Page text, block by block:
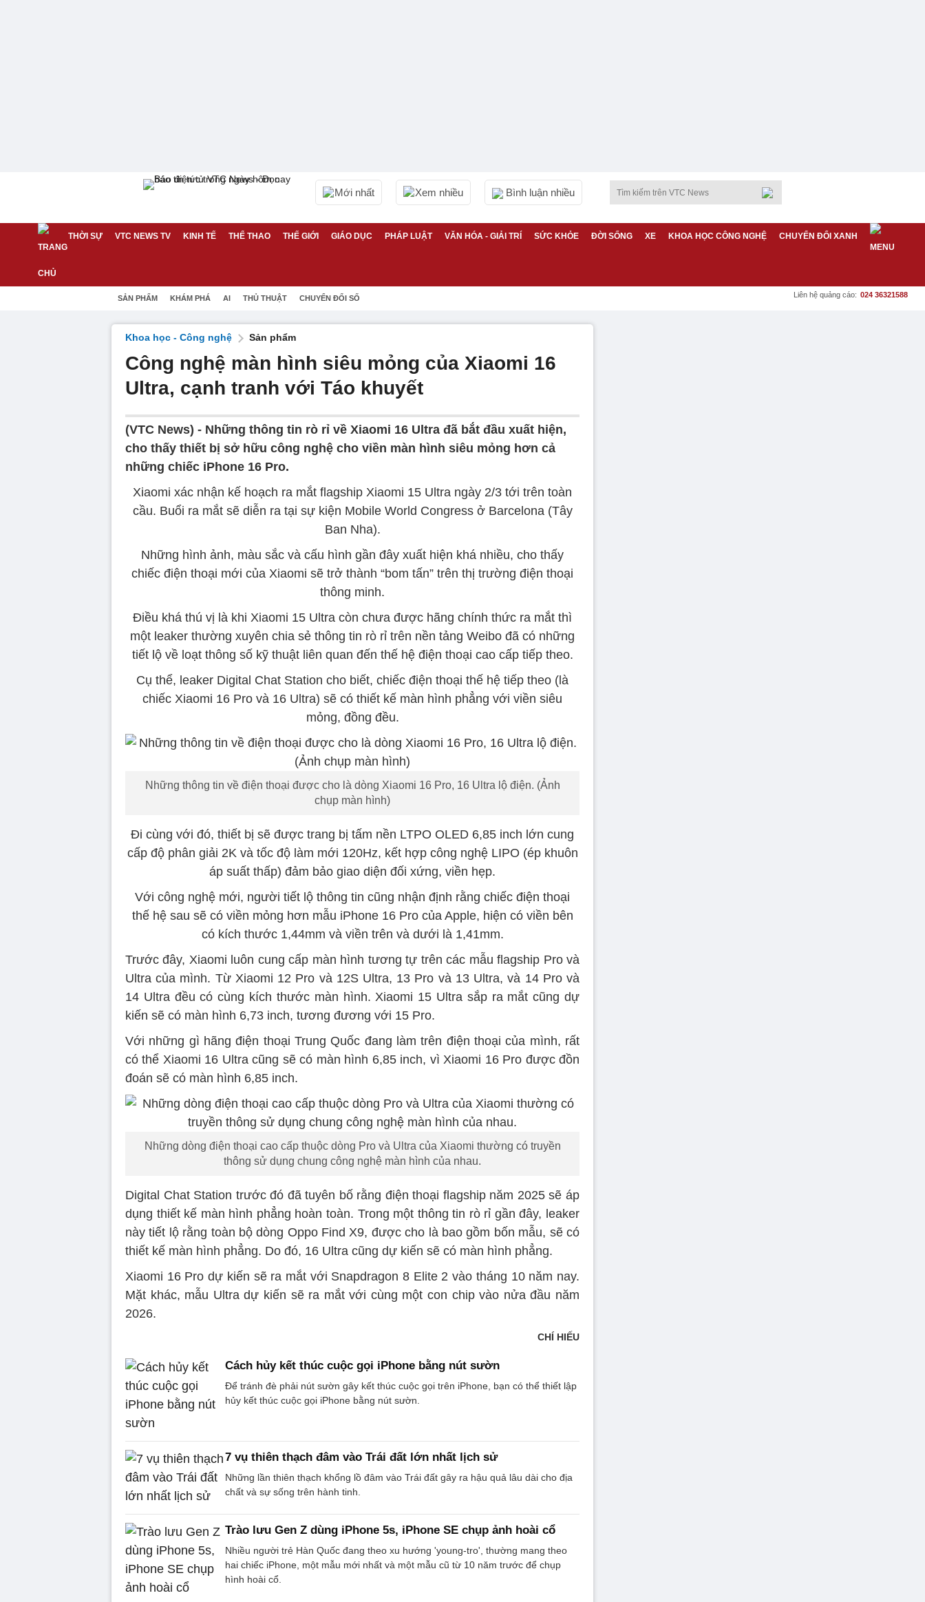
Mới nhất Xem nhiều Bình luận nhiều
THỜI SỰ VTC NEWS TV KINH TẾ THỂ THAO THẾ GIỚI GIÁO DỤC PHÁP LUẬT VĂN HÓA - GIẢI TRÍ SỨC KHỎE ĐỜI SỐNG XE KHOA HỌC CÔNG NGHỆ CHUYỂN ĐỔI XANH
SẢN PHẨM KHÁM PHÁ AI THỦ THUẬT CHUYỂN ĐỔI SỐ Liên hệ quảng cáo: 024 36321588
Khoa học - Công nghệ Sản phẩm
Công nghệ màn hình siêu mỏng của Xiaomi 16
Ultra, cạnh tranh với Táo khuyết
(VTC News) - Những thông tin rò rỉ về Xiaomi 16 Ultra đã bắt đầu xuất hiện,
cho thấy thiết bị sở hữu công nghệ cho viền màn hình siêu mỏng hơn cả
những chiếc iPhone 16 Pro.
Xiaomi xác nhận kế hoạch ra mắt flagship Xiaomi 15 Ultra ngày 2/3 tới trên toàn
cầu. Buổi ra mắt sẽ diễn ra tại sự kiện Mobile World Congress ở Barcelona (Tây
Ban Nha).
Những hình ảnh, màu sắc và cấu hình gần đây xuất hiện khá nhiều, cho thấy
chiếc điện thoại mới của Xiaomi sẽ trở thành “bom tấn” trên thị trường điện thoại
thông minh.
Điều khá thú vị là khi Xiaomi 15 Ultra còn chưa được hãng chính thức ra mắt thì
một leaker thường xuyên chia sẻ thông tin rò rỉ trên nền tảng Weibo đã có những
tiết lộ về loạt thông số kỹ thuật liên quan đến thế hệ điện thoại cao cấp tiếp theo.
Cụ thể, leaker Digital Chat Station cho biết, chiếc điện thoại thế hệ tiếp theo (là
chiếc Xiaomi 16 Pro và 16 Ultra) sẽ có thiết kế màn hình phẳng với viền siêu
mỏng, đồng đều.
Những thông tin về điện thoại được cho là dòng Xiaomi 16 Pro, 16 Ultra lộ điện. (Ảnh
chụp màn hình)
Đi cùng với đó, thiết bị sẽ được trang bị tấm nền LTPO OLED 6,85 inch lớn cung
cấp độ phân giải 2K và tốc độ làm mới 120Hz, kết hợp công nghệ LIPO (ép khuôn
áp suất thấp) đảm bảo giao diện đối xứng, viền hẹp.
Với công nghệ mới, người tiết lộ thông tin cũng nhận định rằng chiếc điện thoại
thế hệ sau sẽ có viền mỏng hơn mẫu iPhone 16 Pro của Apple, hiện có viền bên
có kích thước 1,44mm và viền trên và dưới là 1,41mm.
Trước đây, Xiaomi luôn cung cấp màn hình tương tự trên các mẫu flagship Pro và
Ultra của mình. Từ Xiaomi 12 Pro và 12S Ultra, 13 Pro và 13 Ultra, và 14 Pro và
14 Ultra đều có cùng kích thước màn hình. Xiaomi 15 Ultra sắp ra mắt cũng dự
kiến ​​sẽ có màn hình 6,73 inch, tương đương với 15 Pro.
Với những gì hãng điện thoại Trung Quốc đang làm trên điện thoại của mình, rất
có thể Xiaomi 16 Ultra cũng sẽ có màn hình 6,85 inch, vì Xiaomi 16 Pro được đồn
đoán sẽ có màn hình 6,85 inch.
Những dòng điện thoại cao cấp thuộc dòng Pro và Ultra của Xiaomi thường có truyền
thông sử dụng chung công nghệ màn hình của nhau.
Digital Chat Station trước đó đã tuyên bố rằng điện thoại flagship năm 2025 sẽ áp
dụng thiết kế màn hình phẳng hoàn toàn. Trong một thông tin rò rỉ gần đây, leaker
này tiết lộ rằng toàn bộ dòng Oppo Find X9, được cho là bao gồm bốn mẫu, sẽ có
thiết kế màn hình phẳng. Do đó, 16 Ultra cũng dự kiến ​​sẽ có màn hình phẳng.
Xiaomi 16 Pro dự kiến ​​sẽ ra mắt với Snapdragon 8 Elite 2 vào tháng 10 năm nay.
Mặt khác, mẫu Ultra dự kiến ​​sẽ ra mắt với cùng một con chip vào nửa đầu năm
2026.
CHÍ HIẾU
Cách hủy kết thúc cuộc gọi iPhone bằng nút sườn
Để tránh đè phải nút sườn gây kết thúc cuộc gọi trên iPhone, bạn có thể thiết lập
hủy kết thúc cuộc gọi iPhone bằng nút sườn.
7 vụ thiên thạch đâm vào Trái đất lớn nhất lịch sử
Những lần thiên thạch khổng lồ đâm vào Trái đất gây ra hậu quả lâu dài cho địa
chất và sự sống trên hành tinh.
Trào lưu Gen Z dùng iPhone 5s, iPhone SE chụp ảnh hoài cổ
Nhiều người trẻ Hàn Quốc đang theo xu hướng 'young-tro', thường mang theo
hai chiếc iPhone, một mẫu mới nhất và một mẫu cũ từ 10 năm trước để chụp
hình hoài cổ.